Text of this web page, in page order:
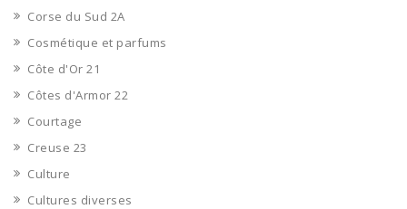
Corse du Sud 2A
Cosmétique et parfums
Côte d'Or 21
Côtes d'Armor 22
Courtage
Creuse 23
Culture
Cultures diverses